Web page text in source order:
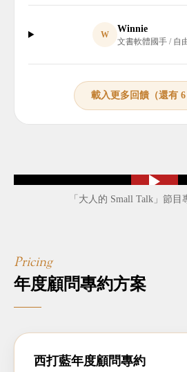
W
Winnie
文書軟體國手 / 自
載入更多回饋（還有 6
「大人的 Small Talk」節目
Pricing
年度顧問專約方案
西打藍年度顧問專約